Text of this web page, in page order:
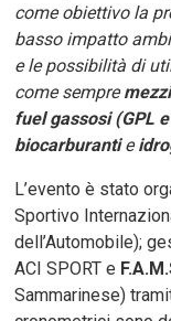
come obiettivo la
basso impatto
e le possibilità di
come sempre
fuel gassosi (GPL
biocarburantie
L’evento è stato
Sportivo
dell’Automobile);
ACI SPORT e
Sammarinese)